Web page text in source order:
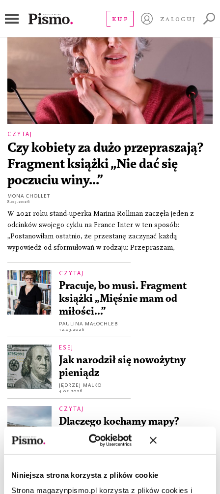
Niniejsza strona korzysta z plików cookie
Strona magazynpismo.pl korzysta z plików cookies i
KUP ZALOGUJ
CZYTAJ
Czy kobiety za dużo przepraszają?
Fragment książki „Nie dać się
poczuciu winy...”
MONA CHOLLET
8.05.2026
W 2021 roku stand-uperka Marina Rollman zaczęła jeden z
odcinków swojego cyklu na France Inter w ten sposób:
„Postanowiłam ostatnio, że przestanę zaczynać każdą
wypowiedź od sformułowań w rodzaju: Przepraszam,
CZYTAJ
Pracuje, bo musi. Fragment
książki „Mięśnie mam od
miłości...”
PAULINA MAŁOCHLEB
12.03.2026
ESEJ
Jak narodził się nowożytny
pieniądz
JĘDRZEJ MALKO
4.02.2026
CZYTAJ
Dlaczego kochamy mapy?
Fragment książki „Droga przez